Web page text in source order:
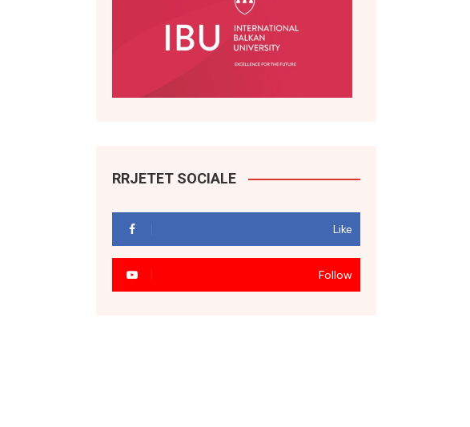
RRJETET SOCIALE
Like
Follow